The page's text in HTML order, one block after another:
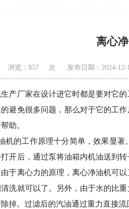
离心
浏览： 857 次 发布日期：2024-12-
产厂家在设计进它时都是要对它
避免很多问题，那么对于它的工
助。
的工作原理十分简单，效果显著
开后，通过泵将油箱内机油送到
于离心力的原理，离心净油机可
清洗就可以了。另外，由于水的比
掉。过滤后的汽油通过重力直接流